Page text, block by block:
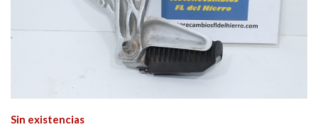
Sin existencias